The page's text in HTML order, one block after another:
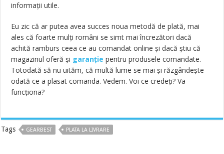
informații utile.
Eu zic că ar putea avea succes noua metodă de plată, mai
ales că foarte mulți români se simt mai încrezători dacă
achită ramburs ceea ce au comandat online și dacă știu că
magazinul oferă și garanție pentru produsele comandate.
Totodată să nu uităm, că multă lume se mai și răzgândește
odată ce a plasat comanda. Vedem. Voi ce credeți? Va
funcționa?
Tags GEARBEST PLATA LA LIVRARE